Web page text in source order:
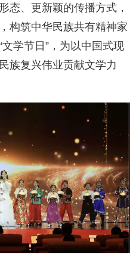
态、更新颖的传播方式，
构筑中华民族共有精神家
学节日”，为以中国式现
族复兴伟业贡献文学力